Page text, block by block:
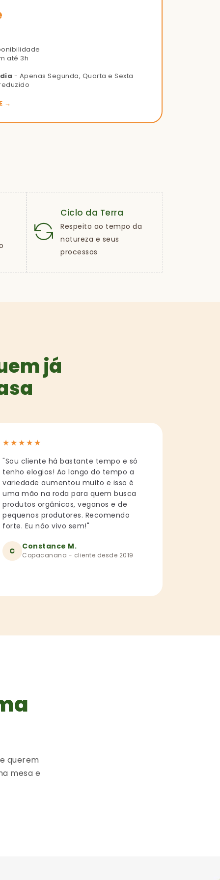
até 3h
- Apenas Segunda, Quarta e Sexta
→
Ciclo da Terra
Respeito ao tempo da
natureza e seus
processos
já
★★★★★
"Sou cliente há bastante tempo e só
tenho elogios! Ao longo do tempo a
variedade aumentou muito e isso é
uma mão na roda para quem busca
produtos orgânicos, veganos e de
pequenos produtores. Recomendo
forte. Eu não vivo sem!"
C Constance M.
Copacanana - cliente desde 2019
querem
mesa e